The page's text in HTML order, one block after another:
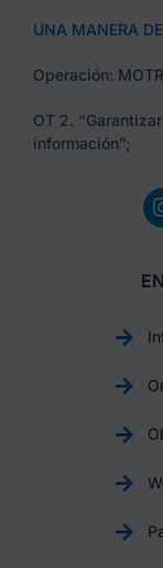
UNA MANERA
Operación:
OT 2.
información”;